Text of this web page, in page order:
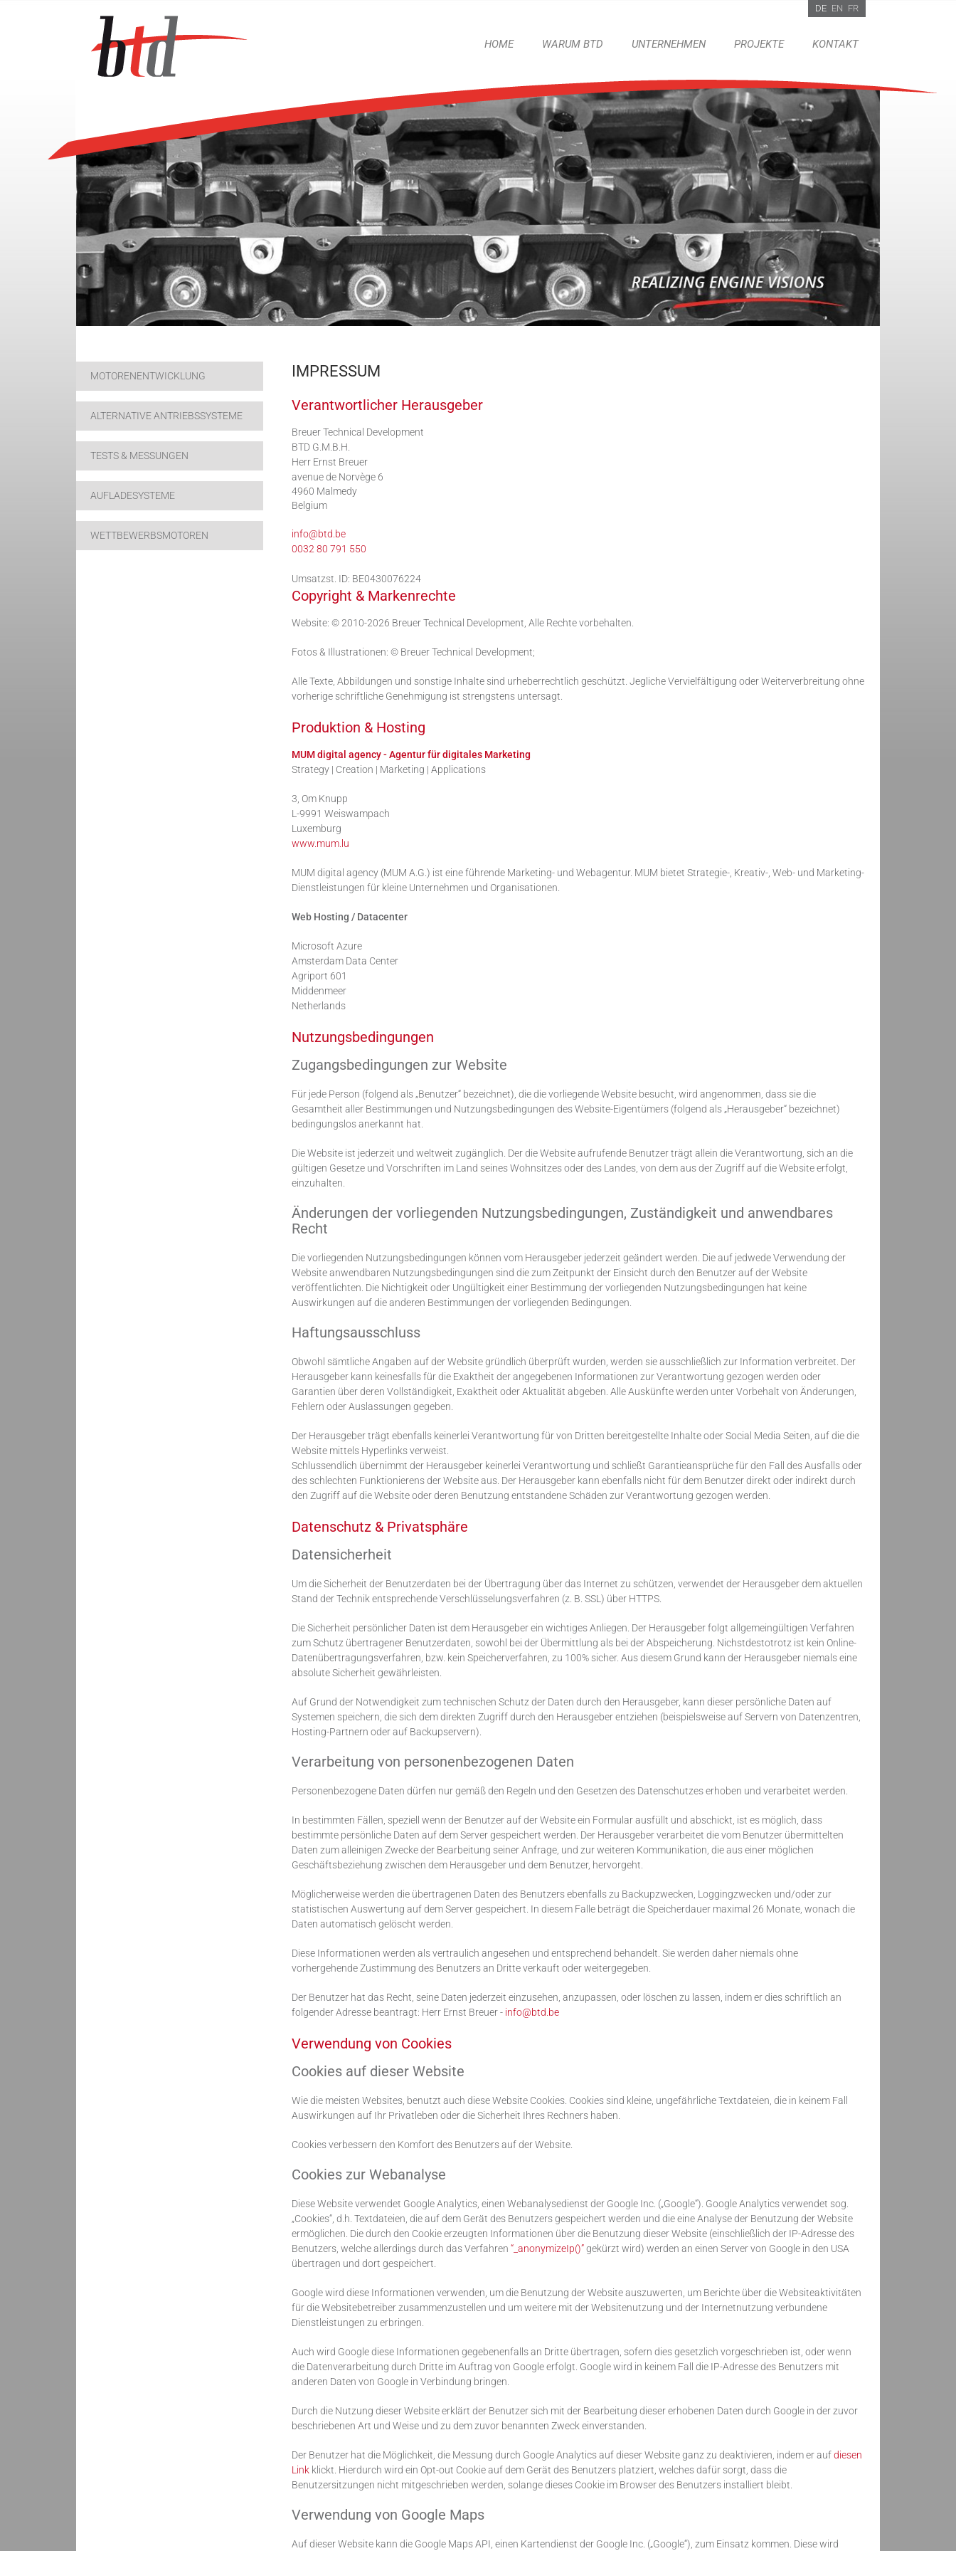
DE EN FR
HOME WARUM BTD UNTERNEHMEN PROJEKTE KONTAKT
IMPRESSUM
Verantwortlicher Herausgeber
Breuer Technical Development
BTD G.M.B.H.
Herr Ernst Breuer
avenue de Norvège 6
4960 Malmedy
Belgium
info@btd.be
0032 80 791 550
Umsatzst. ID: BE0430076224
Copyright & Markenrechte
Website: © 2010-2026 Breuer Technical Development, Alle Rechte vorbehalten.
Fotos & Illustrationen: © Breuer Technical Development;
Alle Texte, Abbildungen und sonstige Inhalte sind urheberrechtlich geschützt. Jegliche Vervielfältigung oder Weiterverbreitung ohne
vorherige schriftliche Genehmigung ist strengstens untersagt.
Produktion & Hosting
MUM digital agency - Agentur für digitales Marketing
Strategy | Creation | Marketing | Applications
3, Om Knupp
L-9991 Weiswampach
Luxemburg
www.mum.lu
MUM digital agency (MUM A.G.) ist eine führende Marketing- und Webagentur. MUM bietet Strategie-, Kreativ-, Web- und Marketing-
Dienstleistungen für kleine Unternehmen und Organisationen.
Web Hosting / Datacenter
Microsoft Azure
Amsterdam Data Center
Agriport 601
Middenmeer
Netherlands
Nutzungsbedingungen
Zugangsbedingungen zur Website
Für jede Person (folgend als „Benutzer“ bezeichnet), die die vorliegende Website besucht, wird angenommen, dass sie die
Gesamtheit aller Bestimmungen und Nutzungsbedingungen des Website-Eigentümers (folgend als „Herausgeber“ bezeichnet)
bedingungslos anerkannt hat.
Die Website ist jederzeit und weltweit zugänglich. Der die Website aufrufende Benutzer trägt allein die Verantwortung, sich an die
gültigen Gesetze und Vorschriften im Land seines Wohnsitzes oder des Landes, von dem aus der Zugriff auf die Website erfolgt,
einzuhalten.
Änderungen der vorliegenden Nutzungsbedingungen, Zuständigkeit und anwendbares
Recht
Die vorliegenden Nutzungsbedingungen können vom Herausgeber jederzeit geändert werden. Die auf jedwede Verwendung der
Website anwendbaren Nutzungsbedingungen sind die zum Zeitpunkt der Einsicht durch den Benutzer auf der Website
veröffentlichten. Die Nichtigkeit oder Ungültigkeit einer Bestimmung der vorliegenden Nutzungsbedingungen hat keine
Auswirkungen auf die anderen Bestimmungen der vorliegenden Bedingungen.
Haftungsausschluss
Obwohl sämtliche Angaben auf der Website gründlich überprüft wurden, werden sie ausschließlich zur Information verbreitet. Der
Herausgeber kann keinesfalls für die Exaktheit der angegebenen Informationen zur Verantwortung gezogen werden oder
Garantien über deren Vollständigkeit, Exaktheit oder Aktualität abgeben. Alle Auskünfte werden unter Vorbehalt von Änderungen,
Fehlern oder Auslassungen gegeben.
Der Herausgeber trägt ebenfalls keinerlei Verantwortung für von Dritten bereitgestellte Inhalte oder Social Media Seiten, auf die die
Website mittels Hyperlinks verweist.
Schlussendlich übernimmt der Herausgeber keinerlei Verantwortung und schließt Garantieansprüche für den Fall des Ausfalls oder
des schlechten Funktionierens der Website aus. Der Herausgeber kann ebenfalls nicht für dem Benutzer direkt oder indirekt durch
den Zugriff auf die Website oder deren Benutzung entstandene Schäden zur Verantwortung gezogen werden.
Datenschutz & Privatsphäre
Datensicherheit
Um die Sicherheit der Benutzerdaten bei der Übertragung über das Internet zu schützen, verwendet der Herausgeber dem aktuellen
Stand der Technik entsprechende Verschlüsselungsverfahren (z. B. SSL) über HTTPS.
Die Sicherheit persönlicher Daten ist dem Herausgeber ein wichtiges Anliegen. Der Herausgeber folgt allgemeingültigen Verfahren
zum Schutz übertragener Benutzerdaten, sowohl bei der Übermittlung als bei der Abspeicherung. Nichstdestotrotz ist kein Online-
Datenübertragungsverfahren, bzw. kein Speicherverfahren, zu 100% sicher. Aus diesem Grund kann der Herausgeber niemals eine
absolute Sicherheit gewährleisten.
Auf Grund der Notwendigkeit zum technischen Schutz der Daten durch den Herausgeber, kann dieser persönliche Daten auf
Systemen speichern, die sich dem direkten Zugriff durch den Herausgeber entziehen (beispielsweise auf Servern von Datenzentren,
Hosting-Partnern oder auf Backupservern).
Verarbeitung von personenbezogenen Daten
Personenbezogene Daten dürfen nur gemäß den Regeln und den Gesetzen des Datenschutzes erhoben und verarbeitet werden.
In bestimmten Fällen, speziell wenn der Benutzer auf der Website ein Formular ausfüllt und abschickt, ist es möglich, dass
bestimmte persönliche Daten auf dem Server gespeichert werden. Der Herausgeber verarbeitet die vom Benutzer übermittelten
Daten zum alleinigen Zwecke der Bearbeitung seiner Anfrage, und zur weiteren Kommunikation, die aus einer möglichen
Geschäftsbeziehung zwischen dem Herausgeber und dem Benutzer, hervorgeht.
Möglicherweise werden die übertragenen Daten des Benutzers ebenfalls zu Backupzwecken, Loggingzwecken und/oder zur
statistischen Auswertung auf dem Server gespeichert. In diesem Falle beträgt die Speicherdauer maximal 26 Monate, wonach die
Daten automatisch gelöscht werden.
Diese Informationen werden als vertraulich angesehen und entsprechend behandelt. Sie werden daher niemals ohne
vorhergehende Zustimmung des Benutzers an Dritte verkauft oder weitergegeben.
Der Benutzer hat das Recht, seine Daten jederzeit einzusehen, anzupassen, oder löschen zu lassen, indem er dies schriftlich an
folgender Adresse beantragt: Herr Ernst Breuer - info@btd.be
Verwendung von Cookies
Cookies auf dieser Website
Wie die meisten Websites, benutzt auch diese Website Cookies. Cookies sind kleine, ungefährliche Textdateien, die in keinem Fall
Auswirkungen auf Ihr Privatleben oder die Sicherheit Ihres Rechners haben.
Cookies verbessern den Komfort des Benutzers auf der Website.
Cookies zur Webanalyse
Diese Website verwendet Google Analytics, einen Webanalysedienst der Google Inc. („Google“). Google Analytics verwendet sog.
„Cookies“, d.h. Textdateien, die auf dem Gerät des Benutzers gespeichert werden und die eine Analyse der Benutzung der Website
ermöglichen. Die durch den Cookie erzeugten Informationen über die Benutzung dieser Website (einschließlich der IP-Adresse des
Benutzers, welche allerdings durch das Verfahren “_anonymizeIp()”gekürzt wird) werden an einen Server von Google in den USA
übertragen und dort gespeichert.
Google wird diese Informationen verwenden, um die Benutzung der Website auszuwerten, um Berichte über die Websiteaktivitäten
für die Websitebetreiber zusammenzustellen und um weitere mit der Websitenutzung und der Internetnutzung verbundene
Dienstleistungen zu erbringen.
Auch wird Google diese Informationen gegebenenfalls an Dritte übertragen, sofern dies gesetzlich vorgeschrieben ist, oder wenn
die Datenverarbeitung durch Dritte im Auftrag von Google erfolgt. Google wird in keinem Fall die IP-Adresse des Benutzers mit
anderen Daten von Google in Verbindung bringen.
Durch die Nutzung dieser Website erklärt der Benutzer sich mit der Bearbeitung dieser erhobenen Daten durch Google in der zuvor
beschriebenen Art und Weise und zu dem zuvor benannten Zweck einverstanden.
Der Benutzer hat die Möglichkeit, die Messung durch Google Analytics auf dieser Website ganz zu deaktivieren, indem er aufdiesen
Linkklickt. Hierdurch wird ein Opt-out Cookie auf dem Gerät des Benutzers platziert, welches dafür sorgt, dass die
Benutzersitzungen nicht mitgeschrieben werden, solange dieses Cookie im Browser des Benutzers installiert bleibt.
Verwendung von Google Maps
Auf dieser Website kann die Google Maps API, einen Kartendienst der Google Inc. („Google“), zum Einsatz kommen. Diese wird
MOTORENENTWICKLUNG
ALTERNATIVE ANTRIEBSSYSTEME
TESTS & MESSUNGEN
AUFLADESYSTEME
WETTBEWERBSMOTOREN